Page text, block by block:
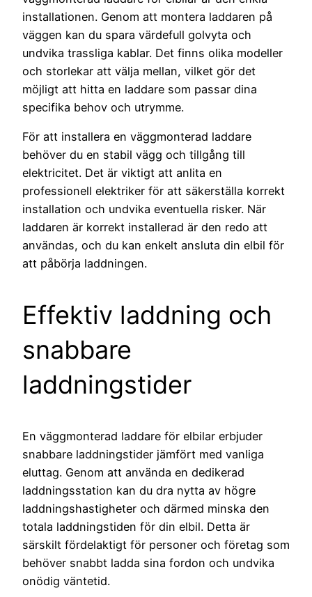
installationen. Genom att montera laddaren på
väggen kan du spara värdefull golvyta och
undvika trassliga kablar. Det finns olika modeller
och storlekar att välja mellan, vilket gör det
möjligt att hitta en laddare som passar dina
specifika behov och utrymme.
För att installera en väggmonterad laddare
behöver du en stabil vägg och tillgång till
elektricitet. Det är viktigt att anlita en
professionell elektriker för att säkerställa korrekt
installation och undvika eventuella risker. När
laddaren är korrekt installerad är den redo att
användas, och du kan enkelt ansluta din elbil för
att påbörja laddningen.
Effektiv laddning och
snabbare
laddningstider
En väggmonterad laddare för elbilar erbjuder
snabbare laddningstider jämfört med vanliga
eluttag. Genom att använda en dedikerad
laddningsstation kan du dra nytta av högre
laddningshastigheter och därmed minska den
totala laddningstiden för din elbil. Detta är
särskilt fördelaktigt för personer och företag som
behöver snabbt ladda sina fordon och undvika
onödig väntetid.